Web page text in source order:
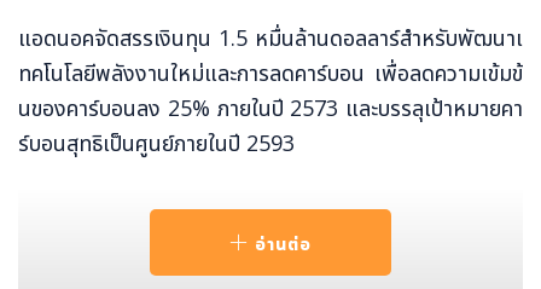
แอดนอคจัดสรรเงินทุน 1.5 หมื่นล้านดอลลาร์สำหรับพัฒนาเ
ทคโนโลยีพลังงานใหม่และการลดคาร์บอน เพื่อลดความเข้มข้
นของคาร์บอนลง 25% ภายในปี 2573 และบรรลุเป้าหมายคา
ร์บอนสุทธิเป็นศูนย์ภายในปี 2593
แอดนอค (ADNOC) ประกาศว่า บริษัทได้เริ่มก่อสร้างสถานีเ
ติมเชื้อเพลิงไฮโดรเจนความเร็วสูงแห่งแรกในตะวันออกกลา
ง ณ เมืองมาสดาร์ สหรัฐอาหรับเอมิเรตส์ โดยจะผลิตไฮโดรเ
อ่านต่อ